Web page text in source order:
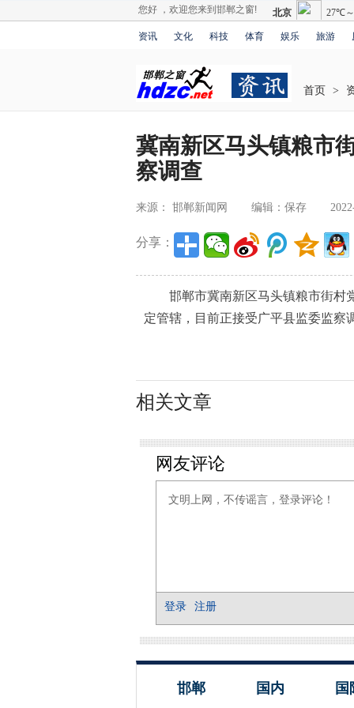
您好 ，欢迎您来到邯郸之窗!
资讯 文化 科技 体育 娱乐 旅游
首页 >
冀南新区马头镇粮市
察调查
来源： 邯郸新闻网 编辑：保存
分享：
邯郸市冀南新区马头镇粮市街村
定管辖，目前正接受广平县监委监察
相关文章
邯郸 国内 国